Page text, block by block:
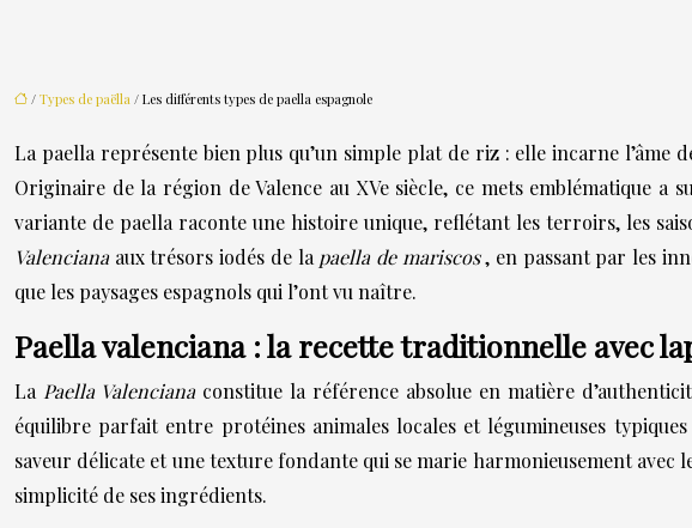
/ Types de paëlla / Les différents types de paella espagnole
La paella représente bien plus qu’un simple plat de riz : elle incarne
Originaire de la région de Valence au XVe siècle, ce mets emblématique
variante de paella raconte une histoire unique, reflétant les terroirs, les
Valenciana aux trésors iodés de la paella de mariscos, en passant par les
que les paysages espagnols qui l’ont vu naître.
Paella valenciana : la recette traditionnelle avec
La Paella Valenciana constitue la référence absolue en matière
équilibre parfait entre protéines animales locales et légumineuses
saveur délicate et une texture fondante qui se marie harmonieusement
simplicité de ses ingrédients.